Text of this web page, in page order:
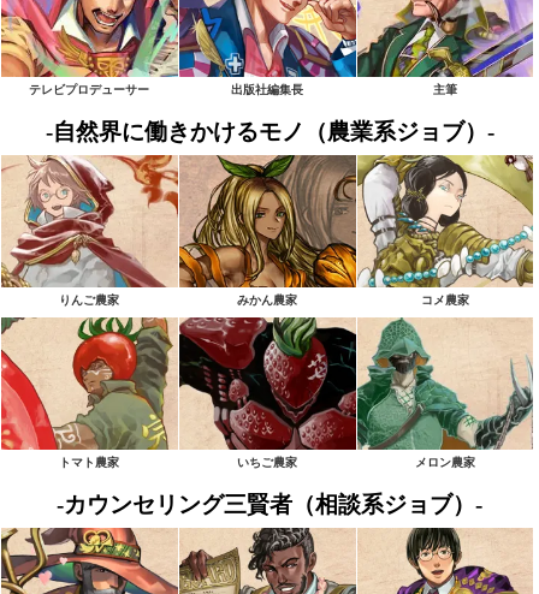
テレビプロデューサー 出版社編集長 主筆
-自然界に働きかけるモノ（農業系ジョブ）-
りんご農家 みかん農家 コメ農家
トマト農家 いちご農家 メロン農家
-カウンセリング三賢者（相談系ジョブ）-